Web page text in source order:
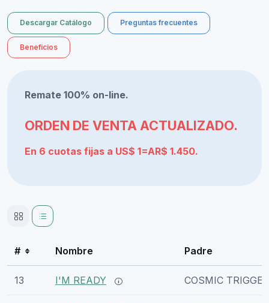
Descargar Catálogo Preguntas frecuentes
Beneficios
Remate 100% on-line.
ORDEN DE VENTA ACTUALIZADO.
En 6 cuotas fijas a US$ 1=AR$ 1.450.
# Nombre Padre
13 I'M READY COSMIC TRIGGER